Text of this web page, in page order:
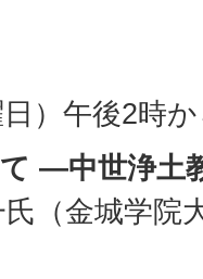
）午後2時
―中世浄土
（金城学院